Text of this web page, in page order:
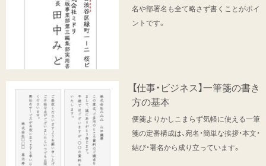
名や部署名も全て略さず書くことがポイ
ントです。
【仕事・ビジネス】一筆箋の書き
方の基本
便箋よりかしこまらず気軽に使える一筆
箋の定番構成は、宛名・簡単な挨拶・本文・
結び・署名から成り立っています。